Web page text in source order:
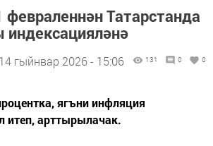
Татарстанда
индексацияләнә
14 гыйнвар 2026 - 15:06 131 0 0
ягъни инфляция
итеп, арттырылачак.